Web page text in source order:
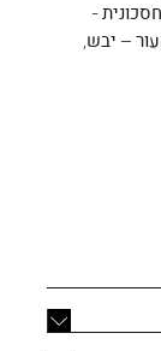
-
– יבש,